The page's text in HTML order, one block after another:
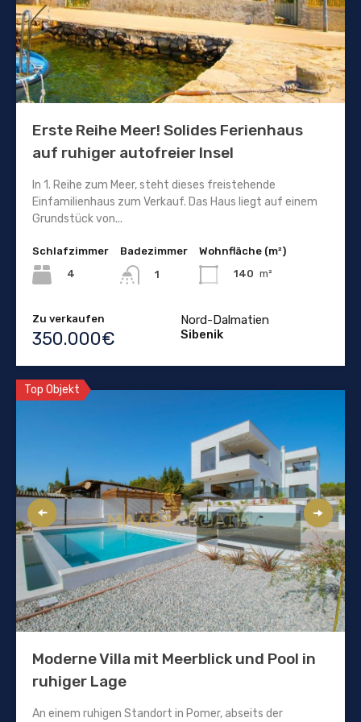
Erste Reihe Meer! Solides Ferienhaus
auf ruhiger autofreier Insel
In 1. Reihe zum Meer, steht dieses freistehende
Einfamilienhaus zum Verkauf. Das Haus liegt auf einem
Grundstück von...
Schlafzimmer
4
Badezimmer
1
Wohnfläche (m²)
140 m²
Zu verkaufen
350.000€
Nord-Dalmatien
Sibenik
Top Objekt
Moderne Villa mit Meerblick und Pool in
ruhiger Lage
An einem ruhigen Standort in Pomer, abseits der